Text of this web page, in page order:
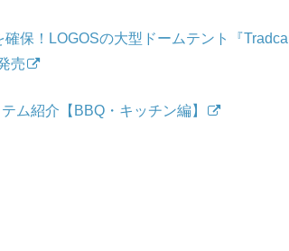
保！LOGOSの大型ドームテント『
売
ム紹介【BBQ・キッチン編】